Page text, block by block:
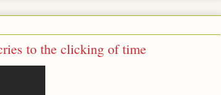
to the clicking of time